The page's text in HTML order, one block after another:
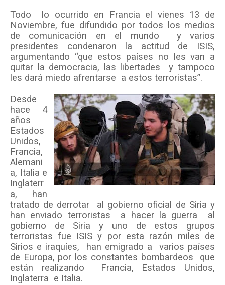
Todo
lo ocurrido en Francia el vienes 13 de
Noviembre, fue difundido por todos los medios
de comunicación en el mundo
y varios
presidentes condenaron la actitud de ISIS,
argumentando “que estos países no les van a
quitar la democracia, las libertades
y tampoco
les dará miedo afrentarse a estos terroristas”.
Desde
hace 4
años
Estados
Unidos,
Francia,
Alemani
a, Italia e
Inglaterr
a, han
tratado de derrotar
al gobierno oficial de Siria y
han enviado terroristas
a hacer la guerra
al
gobierno de Siria y uno de estos grupos
terroristas fue ISIS y por esta razón miles de
Sirios e iraquíes,
han emigrado a
varios países
de Europa, por los constantes bombardeos
que
están realizando
Francia, Estados Unidos,
Inglaterra e Italia.